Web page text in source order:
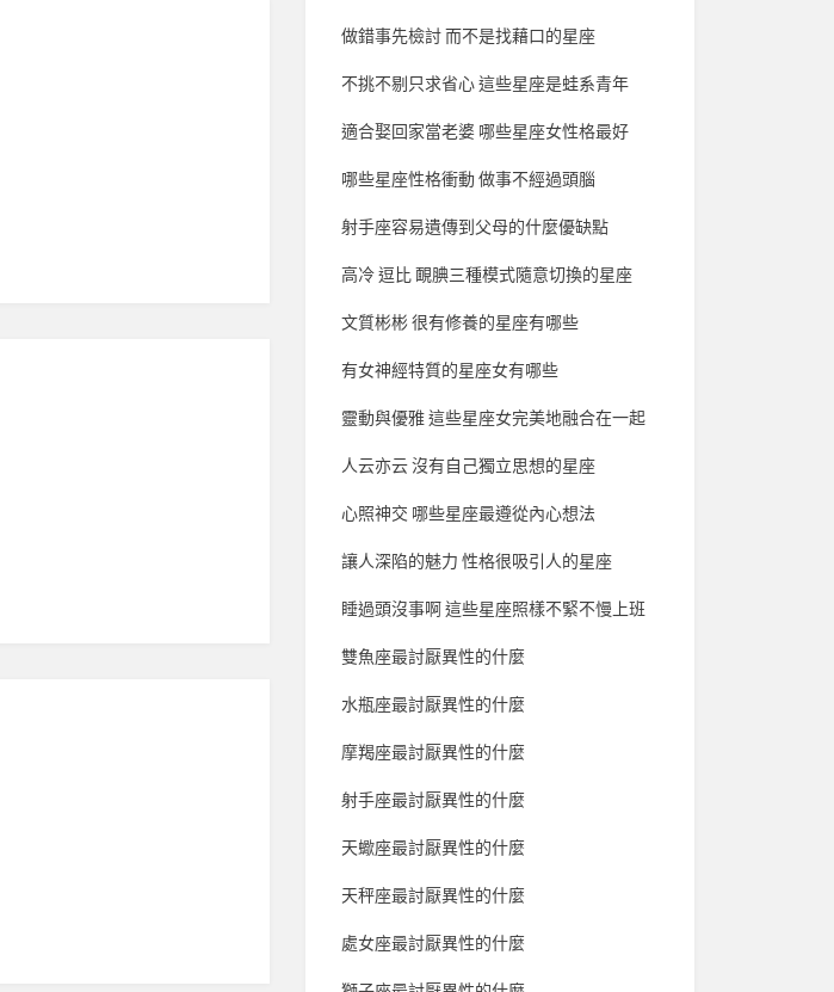
做錯事先檢討 而不是找藉口的星座
不挑不剔只求省心 這些星座是蛙系青年
適合娶回家當老婆 哪些星座女性格最好
哪些星座性格衝動 做事不經過頭腦
射手座容易遺傳到父母的什麼優缺點
高冷 逗比 靦腆三種模式隨意切換的星座
文質彬彬 很有修養的星座有哪些
有女神經特質的星座女有哪些
靈動與優雅 這些星座女完美地融合在一起
人云亦云 沒有自己獨立思想的星座
心照神交 哪些星座最遵從內心想法
讓人深陷的魅力 性格很吸引人的星座
睡過頭沒事啊 這些星座照樣不緊不慢上班
雙魚座最討厭異性的什麼
水瓶座最討厭異性的什麼
摩羯座最討厭異性的什麼
射手座最討厭異性的什麼
天蠍座最討厭異性的什麼
天秤座最討厭異性的什麼
處女座最討厭異性的什麼